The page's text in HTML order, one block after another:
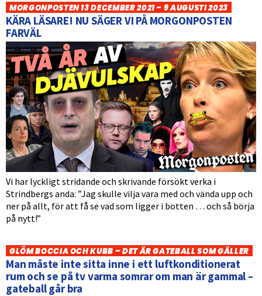
MORGONPOSTEN 13 DECEMBER 2021 – 9 AUGUSTI 2023
KÄRA LÄSARE! NU SÄGER VI PÅ MORGONPOSTEN
FARVÄL
Vi har lyckligt stridande och skrivande försökt verka i
Strindbergs anda: ”Jag skulle vilja vara med och vända upp och
ner på allt, för att få se vad som ligger i botten … och så börja
på nytt!”
GLÖM BOCCIA OCH KUBB – DET ÄR GATEBALL SOM GÄLLER
Man måste inte sitta inne i ett luftkonditionerat
rum och se på tv varma somrar om man är gammal –
gateball går bra